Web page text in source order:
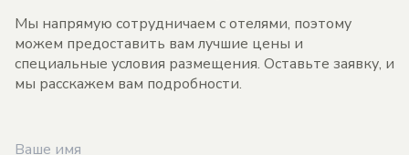
Мы напрямую сотрудничаем с отелями, поэтому
можем предоставить вам лучшие цены и
специальные условия размещения. Оставьте заявку, и
мы расскажем вам подробности.